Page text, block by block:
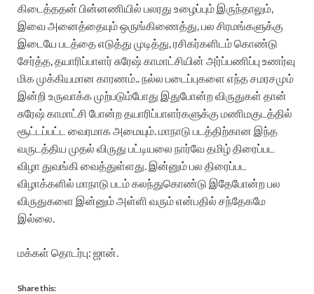
கிடைத்ததன் பின்னணியில் பலரது உழைப்பும் இருந்தாலும்,
இவை அனைத்தையும் ஒருங்கிணைத்து, பல சிரமங்களுக்கு
இடையே படத்தை எடுத்து முடித்து, ரசிகர்களிடம் கொண்டு
சேர்த்த, தயாரிப்பாளர் சுரேஷ் காமாட்சியின் அர்ப்பணிப்பு உணர்வு
மிக முக்கியமான காரணம்.. நல்ல படைப்புகளை எந்த சமரசமும்
இன்றி உருவாக்க முற்படும்போது இதுபோன்ற விருதுகள் தான்
சுரேஷ் காமாட்சி போன்ற தயாரிப்பாளர்களுக்கு மணிமகுடத்தில்
சூட்டப்பட்ட வைரமாக அமையும். மாநாடு படத்திற்கான இந்த
வருடத்திய முதல் விருது பட்டியலை நார்வே தமிழ் திரைப்பட
விழா துவங்கி வைத்துள்ளது. இன்னும் பல திரைப்பட
விழாக்களில் மாநாடு படம் கலந்துகொண்டு இதேபோன்ற பல
விருதுகளை இன்னும் அள்ளி வரும் என்பதில் சந்தேகமே
இல்லை.
மக்கள் தொடர்பு: ஜான்.
Share this: